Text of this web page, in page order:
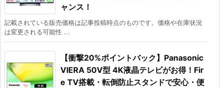
ャンス！
記載されている販売価格は記事投稿時点のものです。価格や在庫状況
は変更される可能性 ...
【衝撃20%ポイントバック】Panasonic
VIERA 50V型 4K液晶テレビがお得！Fir
e TV搭載・転倒防止スタンドで安心・便